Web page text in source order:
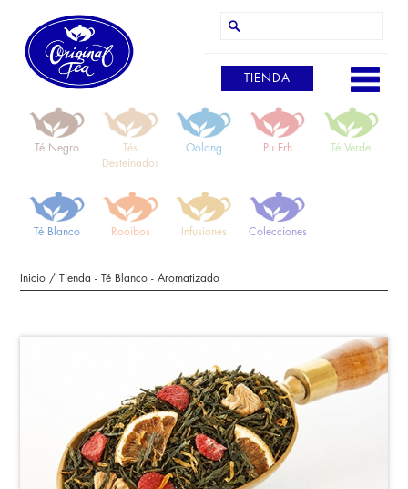
TIENDA
Té Negro
Tés
Desteinados
Oolong Pu Erh Té Verde
Té Blanco Rooibos Infusiones Colecciones
Inicio /Tienda -Té Blanco -Aromatizado